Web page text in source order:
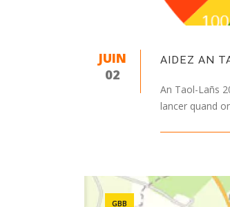
JUIN
02
AIDEZ AN
An Taol-Lañs
lancer quand
GBB